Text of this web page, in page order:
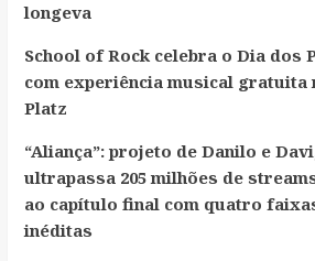
longeva
School of Rock celebra o Dia dos
com experiência musical gratuita
Platz
“Aliança”: projeto de Danilo e
ultrapassa 205 milhões de
ao capítulo final com quatro
inéditas